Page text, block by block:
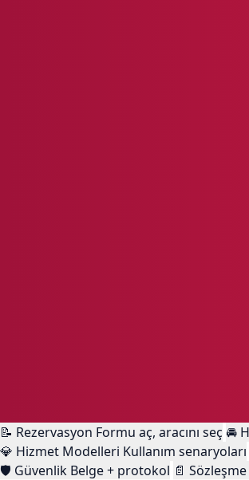
📝 Rezervasyon Formu aç, aracını seç 🚘
💎 Hizmet Modelleri Kullanım senaryoları
🛡️ Güvenlik Belge + protokol 📄 Sözleşme